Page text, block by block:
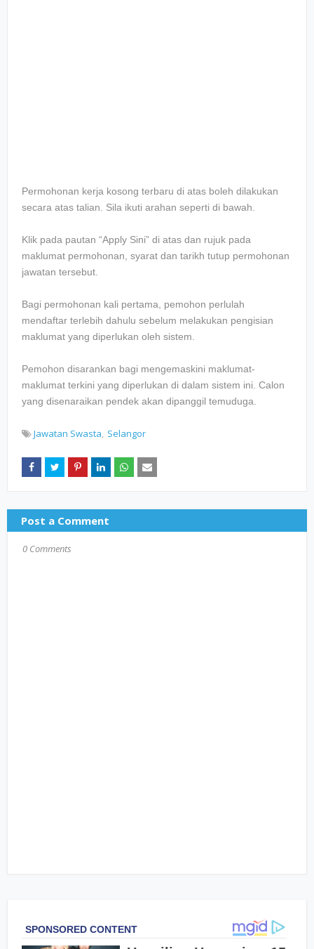
Permohonan kerja kosong terbaru di atas boleh dilakukan
secara atas talian. Sila ikuti arahan seperti di bawah.
Klik pada pautan “Apply Sini” di atas dan rujuk pada
maklumat permohonan, syarat dan tarikh tutup permohonan
jawatan tersebut.
Bagi permohonan kali pertama, pemohon perlulah
mendaftar terlebih dahulu sebelum melakukan pengisian
maklumat yang diperlukan oleh sistem.
Pemohon disarankan bagi mengemaskini maklumat-
maklumat terkini yang diperlukan di dalam sistem ini. Calon
yang disenaraikan pendek akan dipanggil temuduga.
Jawatan Swasta Selangor
Post a Comment
0 Comments